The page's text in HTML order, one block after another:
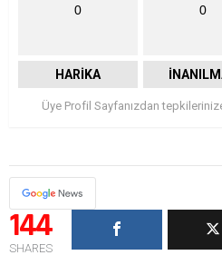
0
HARIKA
0
Üye Profil Sayfanızdan
144
SHARES